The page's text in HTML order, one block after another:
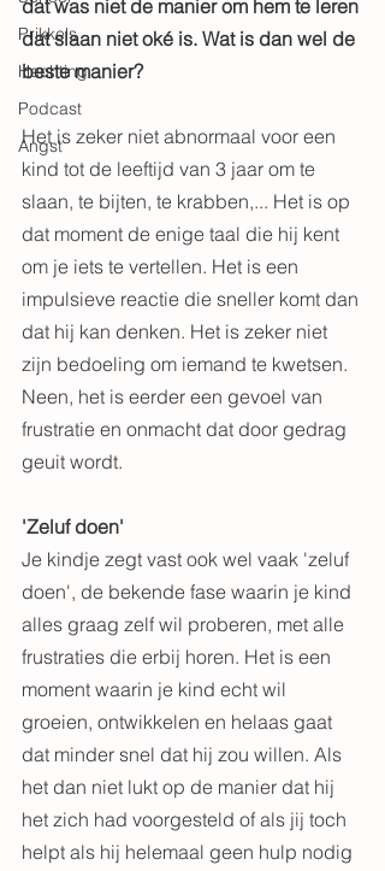
Prikkels
Hechting
Podcast
Angst
dat was niet de manier om hem te leren
dat slaan niet oké is. Wat is dan wel de
beste manier?
Het is zeker niet abnormaal voor een
kind tot de leeftijd van 3 jaar om te
slaan, te bijten, te krabben,... Het is op
dat moment de enige taal die hij kent
om je iets te vertellen. Het is een
impulsieve reactie die sneller komt dan
dat hij kan denken. Het is zeker niet
zijn bedoeling om iemand te kwetsen.
Neen, het is eerder een gevoel van
frustratie en onmacht dat door gedrag
geuit wordt.
'Zeluf doen'
Je kindje zegt vast ook wel vaak 'zeluf
doen', de bekende fase waarin je kind
alles graag zelf wil proberen, met alle
frustraties die erbij horen. Het is een
moment waarin je kind echt wil
groeien, ontwikkelen en helaas gaat
dat minder snel dat hij zou willen. Als
het dan niet lukt op de manier dat hij
het zich had voorgesteld of als jij toch
helpt als hij helemaal geen hulp nodig